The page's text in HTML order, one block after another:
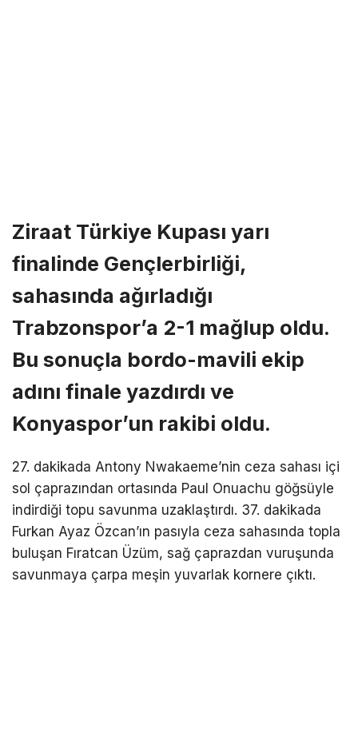
Ziraat Türkiye Kupası yarı
finalinde Gençlerbirliği,
sahasında ağırladığı
Trabzonspor’a 2-1 mağlup oldu.
Bu sonuçla bordo-mavili ekip
adını finale yazdırdı ve
Konyaspor’un rakibi oldu.
27. dakikada Antony Nwakaeme’nin ceza sahası içi
sol çaprazından ortasında Paul Onuachu göğsüyle
indirdiği topu savunma uzaklaştırdı. 37. dakikada
Furkan Ayaz Özcan’ın pasıyla ceza sahasında topla
buluşan Fıratcan Üzüm, sağ çaprazdan vuruşunda
savunmaya çarpa meşin yuvarlak kornere çıktı.